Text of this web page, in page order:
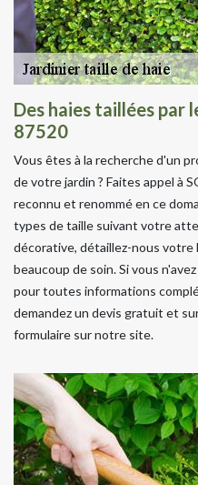
Des haies taillées par
87520
Vous êtes à la recherche d'un
de votre jardin ? Faites appel à
reconnu et renommé en ce
types de taille suivant votre
décorative, détaillez-nous votre
beaucoup de soin. Si vous
pour toutes informations
demandez un devis gratuit et
formulaire sur notre site.